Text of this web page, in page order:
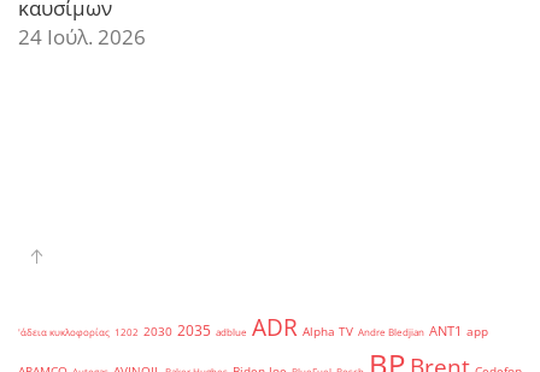
καυσίμων
24 Ιούλ. 2026
'άδεια κυκλοφορίας 1202 2030 2035 adblue ADR Alpha TV Andre Bledjian ANT1 app